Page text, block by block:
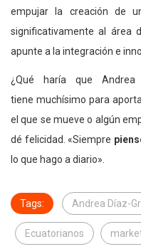
empujar la creación de
significativamente al área
apunte a la integración e
¿Qué haría que
tiene muchísimo para
el que se mueve o algún
dé felicidad. «Siempre
lo que hago a diario».
Tags: Andrea Díaz-
Ecuatorianos